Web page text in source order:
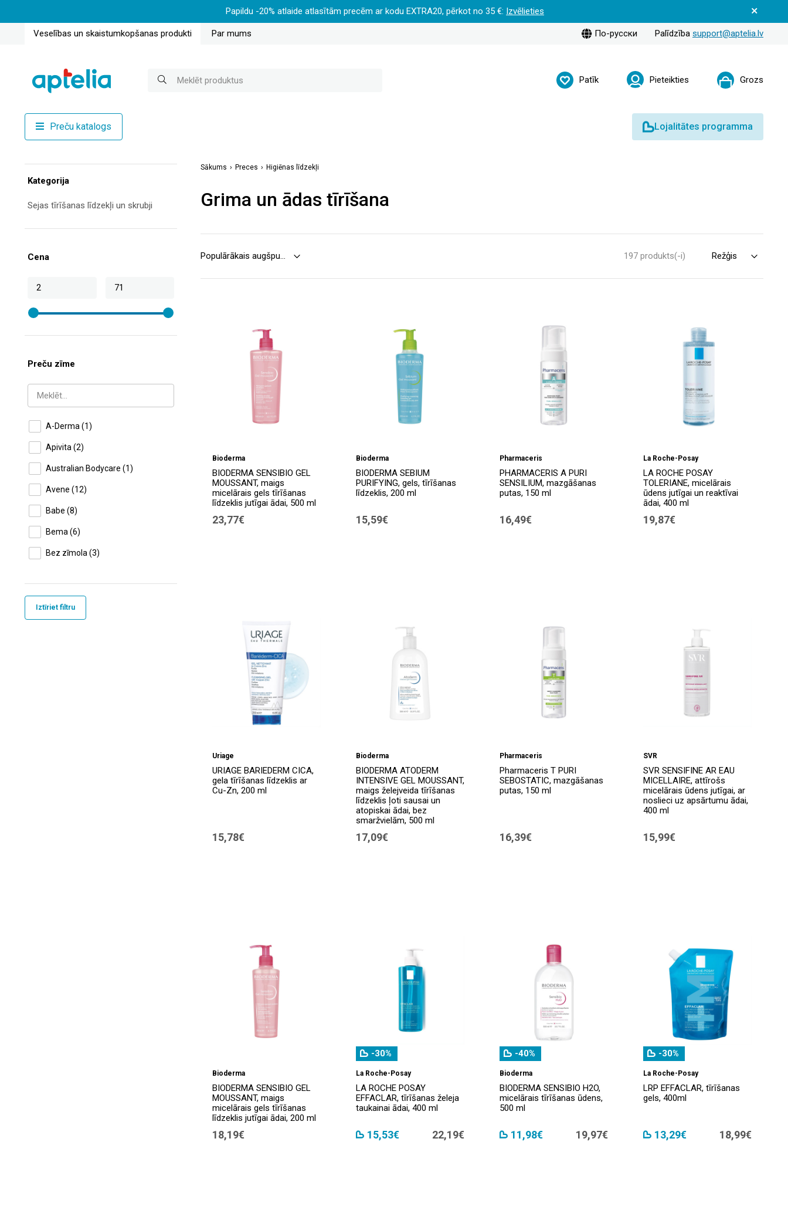
Papildu -20% atlaide atlasītām precēm ar kodu EXTRA20, pērkot no 35 €: Izvēlieties
Veselības un skaistumkopšanas produkti Par mums По-русски Palīdzība support@aptelia.lv
Patīk Pieteikties Grozs
Preču katalogs Lojalitātes programma
Kategorija
Sejas tīrīšanas līdzekļi un skrubji
Cena
Preču zīme
A-Derma (1)
Apivita (2)
Australian Bodycare (1)
Avene (12)
Babe (8)
Bema (6)
Bez zīmola (3)
BIONIKE(7)
(6)
Iztīriet filtru
Sākums Preces Higiēnas līdzekļi
Grima un ādas tīrīšana
197 produkts(-i)
Bioderma
BIODERMA SENSIBIO GEL
MOUSSANT, maigs
micelārais gels tīrīšanas
līdzeklis jutīgai ādai, 500 ml
23,77€
Bioderma
BIODERMA SEBIUM
PURIFYING, gels, tīrīšanas
līdzeklis, 200 ml
15,59€
Pharmaceris
PHARMACERIS A PURI
SENSILIUM, mazgāšanas
putas, 150 ml
16,49€
La Roche-Posay
LA ROCHE POSAY
TOLERIANE, micelārais
ūdens jutīgai un reaktīvai
ādai, 400 ml
19,87€
Uriage
URIAGE BARIEDERM CICA,
gela tīrīšanas līdzeklis ar
Cu-Zn, 200 ml
15,78€
Bioderma
BIODERMA ATODERM
INTENSIVE GEL MOUSSANT,
maigs želejveida tīrīšanas
līdzeklis ļoti sausai un
atopiskai ādai, bez
smaržvielām, 500 ml
17,09€
Pharmaceris
Pharmaceris T PURI
SEBOSTATIC, mazgāšanas
putas, 150 ml
16,39€
SVR
SVR SENSIFINE AR EAU
MICELLAIRE, attīrošs
micelārais ūdens jutīgai, ar
noslieci uz apsārtumu ādai,
400 ml
15,99€
Bioderma
BIODERMA SENSIBIO GEL
MOUSSANT, maigs
micelārais gels tīrīšanas
līdzeklis jutīgai ādai, 200 ml
18,19€
-30%
La Roche-Posay
LA ROCHE POSAY
EFFACLAR, tīrīšanas želeja
taukainai ādai, 400 ml
15,53€ 22,19€
-40%
Bioderma
BIODERMA SENSIBIO H2O,
micelārais tīrīšanas ūdens,
500 ml
11,98€ 19,97€
-30%
La Roche-Posay
LRP EFFACLAR, tīrīšanas
gels, 400ml
13,29€ 18,99€